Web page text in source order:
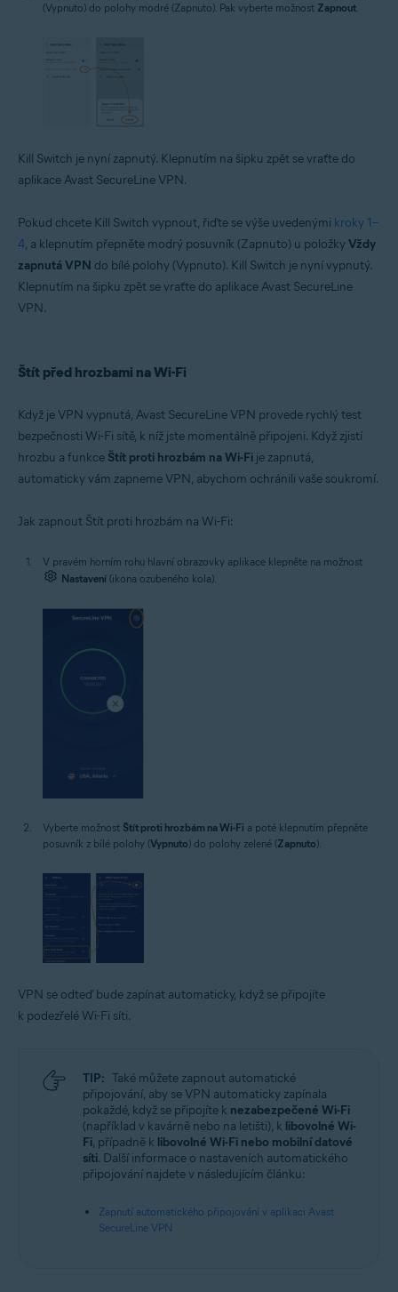
(Vypnuto) do polohy modré (Zapnuto). Pak vyberte možnost Zapnout.
Kill Switch je nyní zapnutý. Klepnutím na šipku zpět se vraťte do
aplikace Avast SecureLine VPN.
Pokud chcete Kill Switch vypnout, řiďte se výše uvedenými kroky 1–
4, a klepnutím přepněte modrý posuvník (Zapnuto) u položky Vždy
zapnutá VPN do bílé polohy (Vypnuto). Kill Switch je nyní vypnutý.
Klepnutím na šipku zpět se vraťte do aplikace Avast SecureLine
VPN.
Štít před hrozbami na Wi-Fi
Když je VPN vypnutá, Avast SecureLine VPN provede rychlý test
bezpečnosti Wi-Fi sítě, k níž jste momentálně připojeni. Když zjistí
hrozbu a funkce Štít proti hrozbám na Wi-Fi je zapnutá,
automaticky vám zapneme VPN, abychom ochránili vaše soukromí.
Jak zapnout Štít proti hrozbám na Wi-Fi:
V pravém horním rohu hlavní obrazovky aplikace klepněte na možnost
Nastavení (ikona ozubeného kola).
Vyberte možnost Štít proti hrozbám na Wi-Fi a poté klepnutím přepněte
posuvník z bílé polohy (Vypnuto) do polohy zelené (Zapnuto).
VPN se odteď bude zapínat automaticky, když se připojíte
k podezřelé Wi-Fi síti.
TIP: Také můžete zapnout automatické
připojování, aby se VPN automaticky zapínala
pokaždé, když se připojíte k nezabezpečené Wi-Fi
(například v kavárně nebo na letišti), k libovolné Wi-
Fi, případně k libovolné Wi-Fi nebo mobilní datové
síti. Další informace o nastaveních automatického
připojování najdete v následujícím článku:
Zapnutí automatického připojování v aplikaci Avast
SecureLine VPN